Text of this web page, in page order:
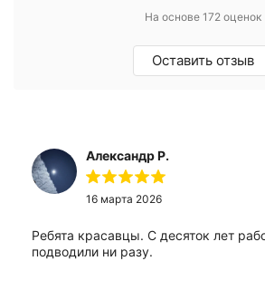
На основе 172 оценок
Оставить отзыв
Александр Р.
16 марта 2026
Ребята красавцы. С десяток лет
подводили ни разу.